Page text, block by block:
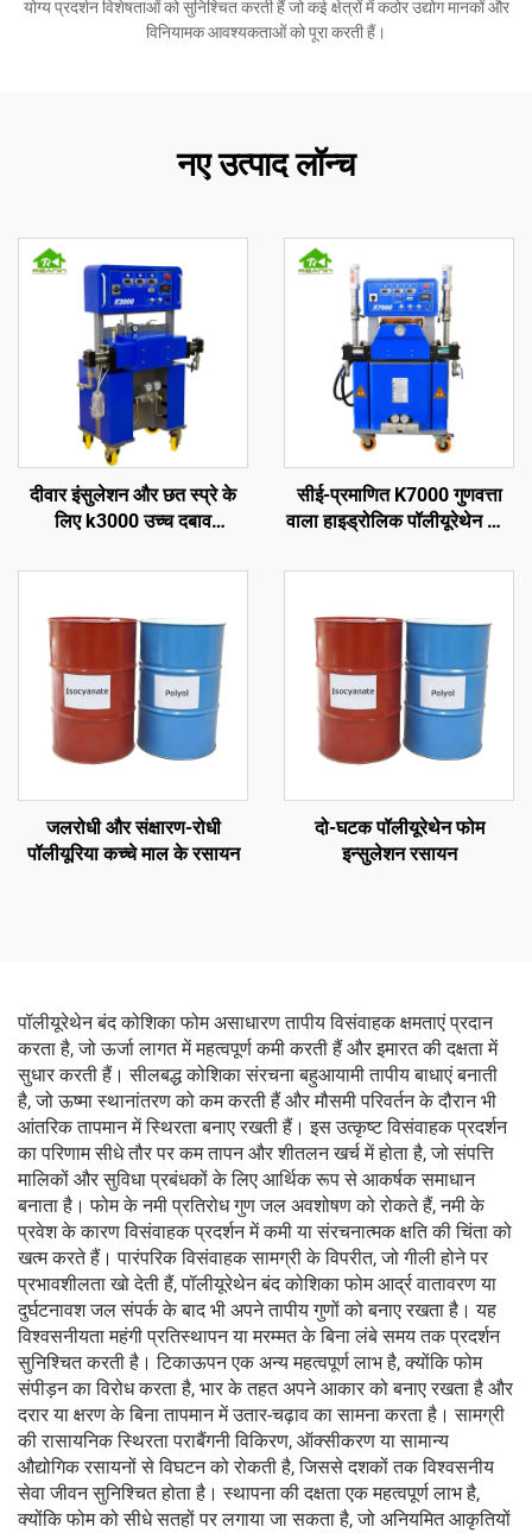
योग्य प्रदर्शन विशेषताओं को सुनिश्चित करती हैं जो कई क्षेत्रों में कठोर उद्योग मानकों और
विनियामक आवश्यकताओं को पूरा करती हैं।
नए उत्पाद लॉन्च
दीवार इंसुलेशन और छत स्प्रे के
लिए k3000 उच्च दबाव
सीई-प्रमाणित K7000 गुणवत्ता
वाला हाइड्रोलिक पॉलीयूरेथेन और
जलरोधी और संक्षारण-रोधी
पॉलीयूरिया कच्चे माल के रसायन
दो-घटक पॉलीयूरेथेन फोम
इन्सुलेशन रसायन
पॉलीयूरेथेन बंद कोशिका फोम असाधारण तापीय विसंवाहक क्षमताएं प्रदान
करता है, जो ऊर्जा लागत में महत्वपूर्ण कमी करती हैं और इमारत की दक्षता में
सुधार करती हैं। सीलबद्ध कोशिका संरचना बहुआयामी तापीय बाधाएं बनाती
है, जो ऊष्मा स्थानांतरण को कम करती हैं और मौसमी परिवर्तन के दौरान भी
आंतरिक तापमान में स्थिरता बनाए रखती हैं। इस उत्कृष्ट विसंवाहक प्रदर्शन
का परिणाम सीधे तौर पर कम तापन और शीतलन खर्च में होता है, जो संपत्ति
मालिकों और सुविधा प्रबंधकों के लिए आर्थिक रूप से आकर्षक समाधान
बनाता है। फोम के नमी प्रतिरोध गुण जल अवशोषण को रोकते हैं, नमी के
प्रवेश के कारण विसंवाहक प्रदर्शन में कमी या संरचनात्मक क्षति की चिंता को
खत्म करते हैं। पारंपरिक विसंवाहक सामग्री के विपरीत, जो गीली होने पर
प्रभावशीलता खो देती हैं, पॉलीयूरेथेन बंद कोशिका फोम आर्द्र वातावरण या
दुर्घटनावश जल संपर्क के बाद भी अपने तापीय गुणों को बनाए रखता है। यह
विश्वसनीयता महंगी प्रतिस्थापन या मरम्मत के बिना लंबे समय तक प्रदर्शन
सुनिश्चित करती है। टिकाऊपन एक अन्य महत्वपूर्ण लाभ है, क्योंकि फोम
संपीड़न का विरोध करता है, भार के तहत अपने आकार को बनाए रखता है और
दरार या क्षरण के बिना तापमान में उतार-चढ़ाव का सामना करता है। सामग्री
की रासायनिक स्थिरता पराबैंगनी विकिरण, ऑक्सीकरण या सामान्य
औद्योगिक रसायनों से विघटन को रोकती है, जिससे दशकों तक विश्वसनीय
सेवा जीवन सुनिश्चित होता है। स्थापना की दक्षता एक महत्वपूर्ण लाभ है,
क्योंकि फोम को सीधे सतहों पर लगाया जा सकता है, जो अनियमित आकृतियों